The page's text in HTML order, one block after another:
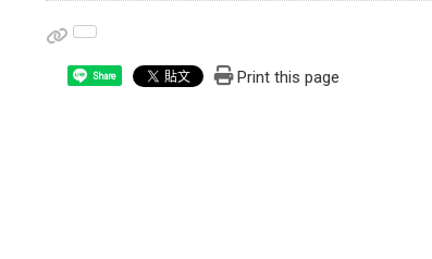
Share Print this page